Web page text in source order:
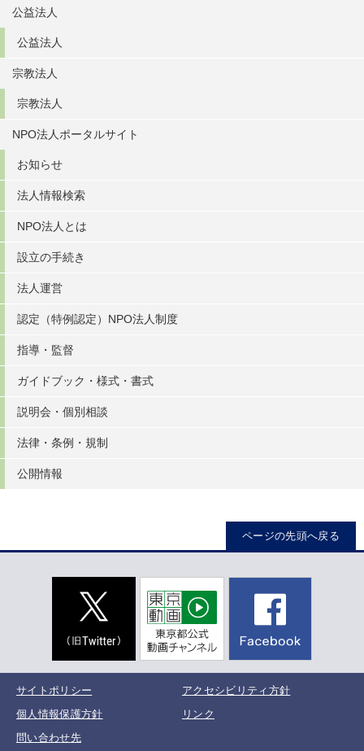
公益法人
公益法人
宗教法人
宗教法人
NPO法人ポータルサイト
お知らせ
法人情報検索
NPO法人とは
設立の手続き
法人運営
認定（特例認定）NPO法人制度
指導・監督
ガイドブック・様式・書式
説明会・個別相談
法律・条例・規制
公開情報
ページの先頭へ戻る
サイトポリシー
アクセシビリティ方針
個人情報保護方針
リンク
問い合わせ先